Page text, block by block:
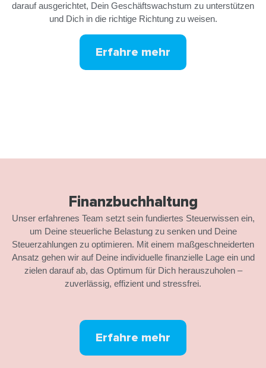
darauf ausgerichtet, Dein Geschäftswachstum zu unterstützen
und Dich in die richtige Richtung zu weisen.
Erfahre mehr
Finanzbuchhaltung
Unser erfahrenes Team setzt sein fundiertes Steuerwissen ein,
um Deine steuerliche Belastung zu senken und Deine
Steuerzahlungen zu optimieren. Mit einem maßgeschneiderten
Ansatz gehen wir auf Deine individuelle finanzielle Lage ein und
zielen darauf ab, das Optimum für Dich herauszuholen –
zuverlässig, effizient und stressfrei.
Erfahre mehr